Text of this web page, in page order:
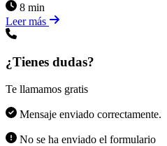
8 min
Leer más
¿Tienes dudas?
Te llamamos gratis
Mensaje enviado correctamente.
No se ha enviado el formulario